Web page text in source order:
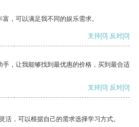
，可以满足我不同的娱乐需求。
支持[0] 反对[0]
手，让我能够找到最优惠的价格，买到最合适
支持[0] 反对[0]
活，可以根据自己的需求选择学习方式。